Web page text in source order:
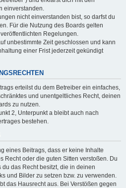
einverstanden.
nicht einverstanden bist, so darfst du
Für die Nutzung des Boards gelten
Regelungen.
unbestimmte Zeit geschlossen und kann
einer Frist jederzeit gekündigt
erteilst du dem Betreiber ein einfaches,
und unentgeltliches Recht, deinen
zu nutzen.
2, Unterpunkt a bleibt auch nach
bestehen.
eines Beitrags, dass er keine Inhalte
Recht oder die guten Sitten verstoßen. Du
das Recht besitzt, die in deinen
und Bilder zu setzen bzw. zu verwenden.
das Hausrecht aus. Bei Verstößen gegen